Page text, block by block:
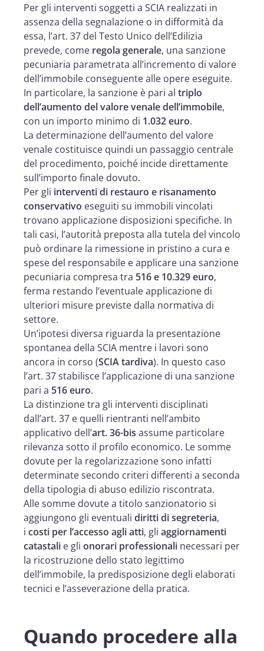
Per gli interventi soggetti a SCIA realizzati in
assenza della segnalazione o in difformità da
essa, l’art. 37 del Testo Unico dell’Edilizia
prevede, come regola generale, una sanzione
pecuniaria parametrata all’incremento di valore
dell’immobile conseguente alle opere eseguite.
In particolare, la sanzione è pari al triplo
dell’aumento del valore venale dell’immobile,
con un importo minimo di 1.032 euro.
La determinazione dell’aumento del valore
venale costituisce quindi un passaggio centrale
del procedimento, poiché incide direttamente
sull’importo finale dovuto.
Per gli interventi di restauro e risanamento
conservativo eseguiti su immobili vincolati
trovano applicazione disposizioni specifiche. In
tali casi, l’autorità preposta alla tutela del vincolo
può ordinare la rimessione in pristino a cura e
spese del responsabile e applicare una sanzione
pecuniaria compresa tra 516 e 10.329 euro,
ferma restando l’eventuale applicazione di
ulteriori misure previste dalla normativa di
settore.
Un’ipotesi diversa riguarda la presentazione
spontanea della SCIA mentre i lavori sono
ancora in corso (SCIA tardiva). In questo caso
l’art. 37 stabilisce l’applicazione di una sanzione
pari a 516 euro.
La distinzione tra gli interventi disciplinati
dall’art. 37 e quelli rientranti nell’ambito
applicativo dell’art. 36-bis assume particolare
rilevanza sotto il profilo economico. Le somme
dovute per la regolarizzazione sono infatti
determinate secondo criteri differenti a seconda
della tipologia di abuso edilizio riscontrata.
Alle somme dovute a titolo sanzionatorio si
aggiungono gli eventuali diritti di segreteria,
i costi per l’accesso agli atti, gli aggiornamenti
catastali e gli onorari professionali necessari per
la ricostruzione dello stato legittimo
dell’immobile, la predisposizione degli elaborati
tecnici e l’asseverazione della pratica.
Quando procedere alla